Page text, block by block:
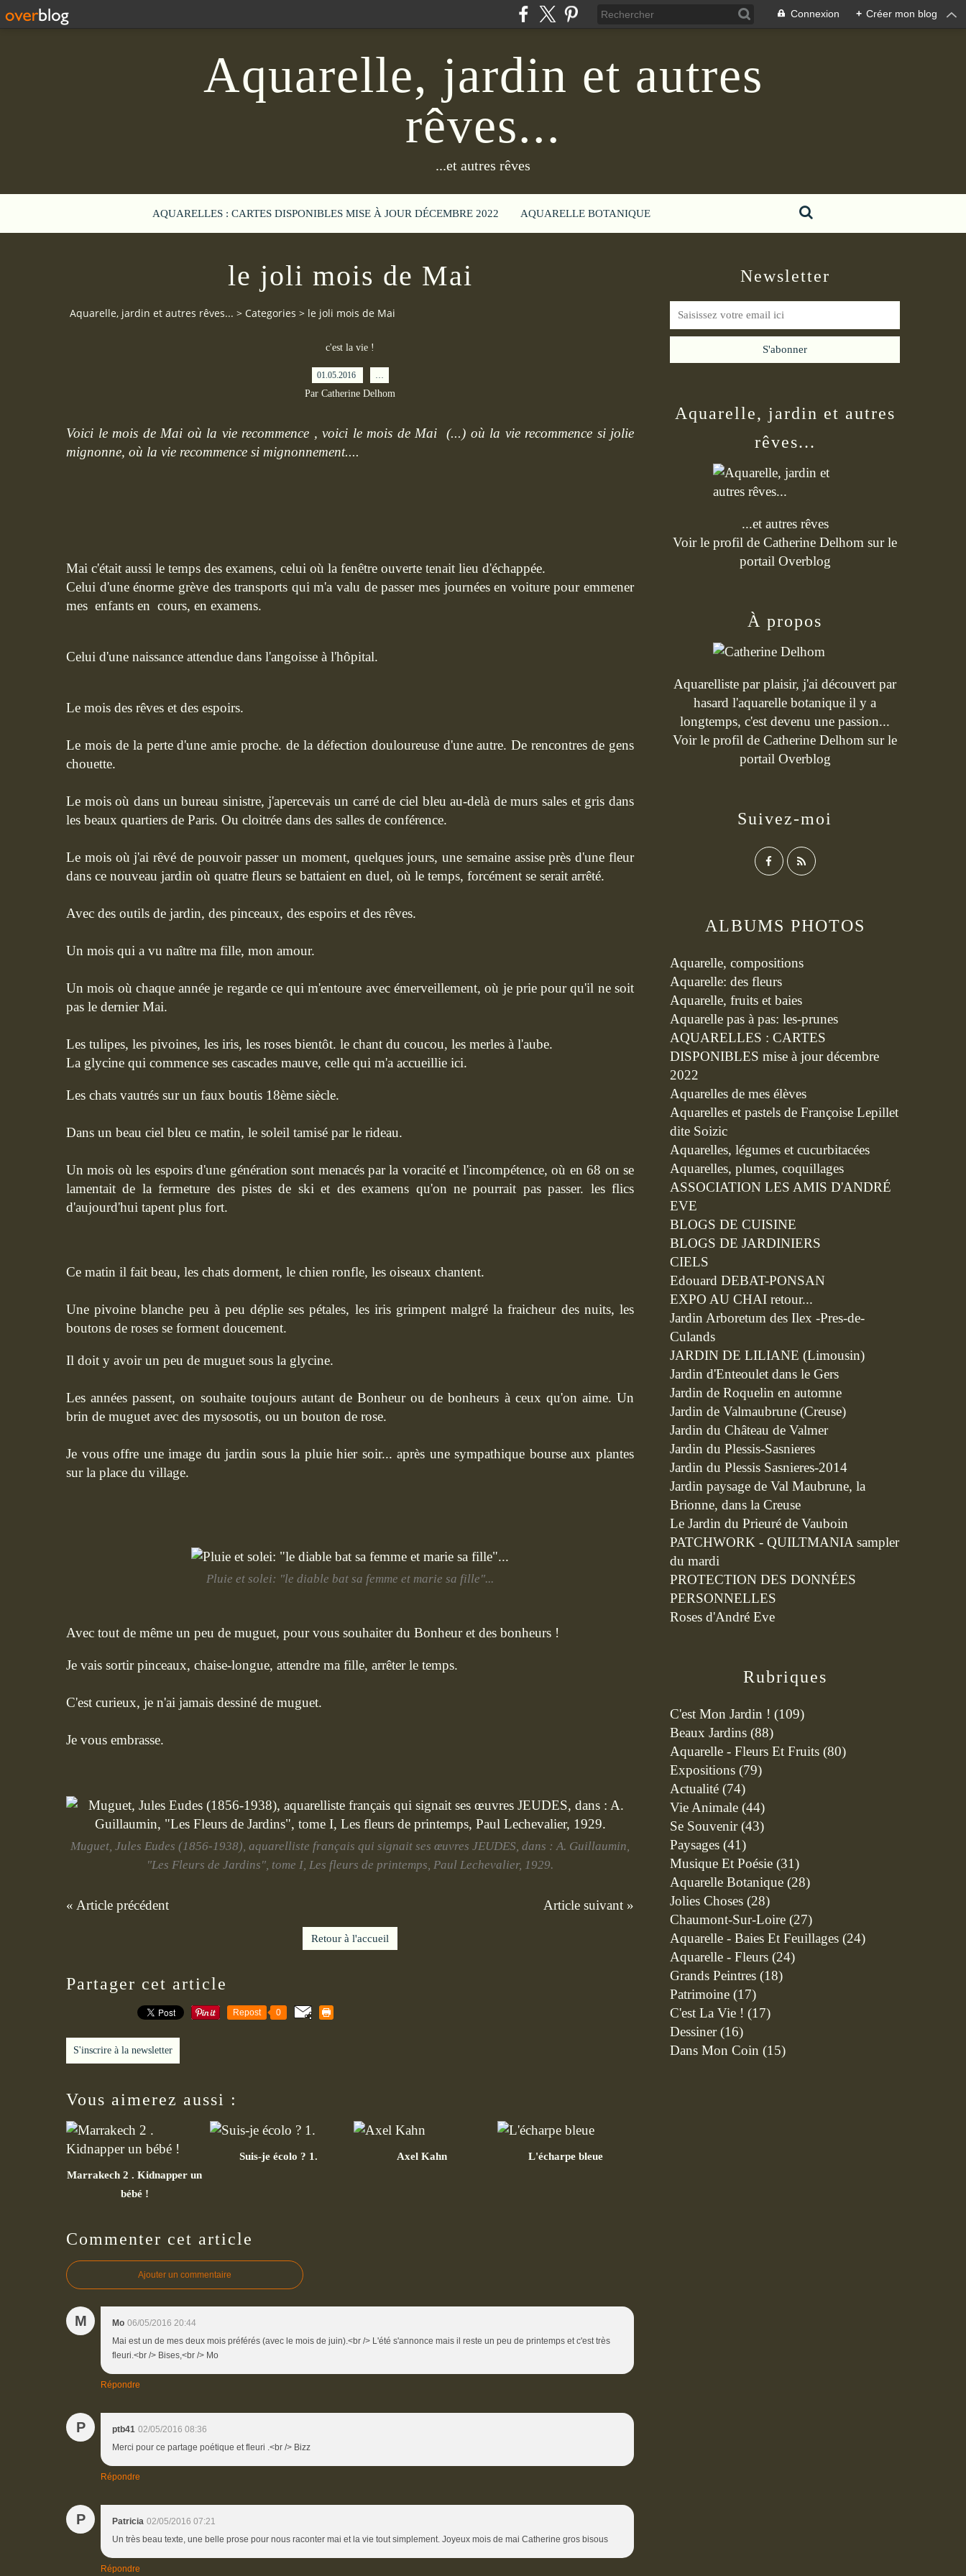
Connexion + Créer mon blog
Aquarelle, jardin et autres
rêves...
...et autres rêves
AQUARELLES : CARTES DISPONIBLES MISE À JOUR DÉCEMBRE 2022 AQUARELLE BOTANIQUE
le joli mois de Mai
Aquarelle, jardin et autres rêves... > Categories > le joli mois de Mai
c'est la vie !
01.05.2016
Par Catherine Delhom
Voici le mois de Mai où la vie recommence , voici le mois de Mai (...) où la vie recommence si jolie
mignonne, où la vie recommence si mignonnement....
Mai c'était aussi le temps des examens, celui où la fenêtre ouverte tenait lieu d'échappée.
Celui d'une énorme grève des transports qui m'a valu de passer mes journées en voiture pour emmener
mes enfants en cours, en examens.
Celui d'une naissance attendue dans l'angoisse à l'hôpital.
Le mois des rêves et des espoirs.
Le mois de la perte d'une amie proche. de la défection douloureuse d'une autre. De rencontres de gens
chouette.
Le mois où dans un bureau sinistre, j'apercevais un carré de ciel bleu au-delà de murs sales et gris dans
les beaux quartiers de Paris. Ou cloitrée dans des salles de conférence.
Le mois où j'ai rêvé de pouvoir passer un moment, quelques jours, une semaine assise près d'une fleur
dans ce nouveau jardin où quatre fleurs se battaient en duel, où le temps, forcément se serait arrêté.
Avec des outils de jardin, des pinceaux, des espoirs et des rêves.
Un mois qui a vu naître ma fille, mon amour.
Un mois où chaque année je regarde ce qui m'entoure avec émerveillement, où je prie pour qu'il ne soit
pas le dernier Mai.
Les tulipes, les pivoines, les iris, les roses bientôt. le chant du coucou, les merles à l'aube.
La glycine qui commence ses cascades mauve, celle qui m'a accueillie ici.
Les chats vautrés sur un faux boutis 18ème siècle.
Dans un beau ciel bleu ce matin, le soleil tamisé par le rideau.
Un mois où les espoirs d'une génération sont menacés par la voracité et l'incompétence, où en 68 on se
lamentait de la fermeture des pistes de ski et des examens qu'on ne pourrait pas passer. les flics
d'aujourd'hui tapent plus fort.
Ce matin il fait beau, les chats dorment, le chien ronfle, les oiseaux chantent.
Une pivoine blanche peu à peu déplie ses pétales, les iris grimpent malgré la fraicheur des nuits, les
boutons de roses se forment doucement.
Il doit y avoir un peu de muguet sous la glycine.
Les années passent, on souhaite toujours autant de Bonheur ou de bonheurs à ceux qu'on aime. Un
brin de muguet avec des mysosotis, ou un bouton de rose.
Je vous offre une image du jardin sous la pluie hier soir... après une sympathique bourse aux plantes
sur la place du village.
Pluie et solei: "le diable bat sa femme et marie sa fille"...
Avec tout de même un peu de muguet, pour vous souhaiter du Bonheur et des bonheurs !
Je vais sortir pinceaux, chaise-longue, attendre ma fille, arrêter le temps.
C'est curieux, je n'ai jamais dessiné de muguet.
Je vous embrasse.
Muguet, Jules Eudes (1856-1938), aquarelliste français qui signait ses œuvres JEUDES, dans : A. Guillaumin,
"Les Fleurs de Jardins", tome I, Les fleurs de printemps, Paul Lechevalier, 1929.
« Article précédent Article suivant »
Retour à l'accueil
Partager cet article
Repost 0
S'inscrire à la newsletter
Vous aimerez aussi :
Marrakech 2 . Kidnapper un
bébé !
Suis-je écolo ? 1. Axel Kahn L'écharpe bleue
Commenter cet article
Ajouter un commentaire
M Mo 06/05/2016 20:44
Mai est un de mes deux mois préférés (avec le mois de juin).<br /> L'été s'annonce mais il reste un peu de printemps et c'est très
fleuri.<br /> Bises,<br /> Mo
Répondre
P ptb41 02/05/2016 08:36
Merci pour ce partage poétique et fleuri .<br /> Bizz
Répondre
P Patricia 02/05/2016 07:21
Un très beau texte, une belle prose pour nous raconter mai et la vie tout simplement. Joyeux mois de mai Catherine gros bisous
Répondre
Newsletter
Rubriques
C'est Mon Jardin ! (109)
Beaux Jardins (88)
Aquarelle - Fleurs Et Fruits (80)
Expositions (79)
Actualité (74)
Vie Animale (44)
Se Souvenir(43)
Paysages (41)
Musique Et Poésie (31)
Aquarelle Botanique (28)
Jolies Choses (28)
Chaumont-Sur-Loire (27)
Aquarelle - Baies Et Feuillages (24)
Aquarelle - Fleurs (24)
Grands Peintres (18)
Patrimoine (17)
C'est La Vie ! (17)
Dessiner(16)
Dans Mon Coin (15)
ALBUMS PHOTOS
Aquarelle, compositions
Aquarelle: des fleurs
Aquarelle, fruits et baies
Aquarelle pas à pas: les-prunes
AQUARELLES : CARTES
DISPONIBLES mise à jour décembre
2022
Aquarelles de mes élèves
Aquarelles et pastels de Françoise Lepillet
dite Soizic
Aquarelles, légumes et cucurbitacées
Aquarelles, plumes, coquillages
ASSOCIATION LES AMIS D'ANDRÉ
EVE
BLOGS DE CUISINE
BLOGS DE JARDINIERS
CIELS
Edouard DEBAT-PONSAN
EXPO AU CHAI retour...
Jardin Arboretum des Ilex -Pres-de-
Culands
JARDIN DE LILIANE (Limousin)
Jardin d'Enteoulet dans le Gers
Jardin de Roquelin en automne
Jardin de Valmaubrune (Creuse)
Jardin du Château de Valmer
Jardin du Plessis-Sasnieres
Jardin du Plessis Sasnieres-2014
Jardin paysage de Val Maubrune, la
Brionne, dans la Creuse
Le Jardin du Prieuré de Vauboin
PATCHWORK - QUILTMANIA sampler
du mardi
PROTECTION DES DONNÉES
PERSONNELLES
Roses d'André Eve
Aquarelle, jardin et autres
rêves...
...et autres rêves
Voir le profil de Catherine Delhom sur le
portail Overblog
Suivez-moi
À propos
Aquarelliste par plaisir, j'ai découvert par
hasard l'aquarelle botanique il y a
longtemps, c'est devenu une passion...
Voir le profil de Catherine Delhom sur le
portail Overblog